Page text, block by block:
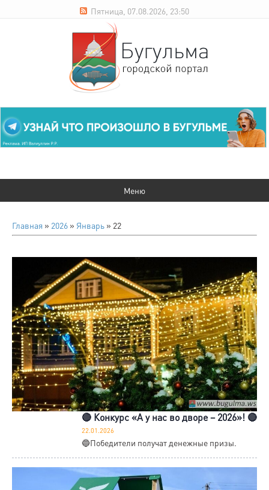
Пятница, 07.08.2026, 23:50
Главная » 2026 » Январь » 22
🔴 Конкурс «А у нас во дворе – 2026»! 🔴
22.01.2026
🔵Победители получат денежные призы.